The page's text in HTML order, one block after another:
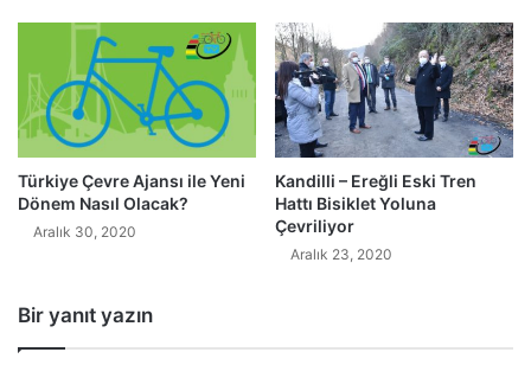
Türkiye Çevre Ajansı ile Yeni
Dönem Nasıl Olacak?
Aralık 30, 2020
Kandilli – Ereğli Eski Tren
Hattı Bisiklet Yoluna
Çevriliyor
Aralık 23, 2020
Bir yanıt yazın